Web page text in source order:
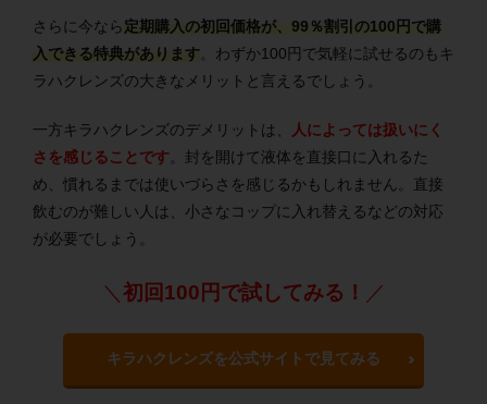
さらに今なら定期購入の初回価格が、99％割引の100円で購
入できる特典があります 。わずか100円で気軽に試せるのもキ
ラハクレンズの大きなメリットと言えるでしょう。
一方キラハクレンズのデメリットは、
人によっては扱いにく
さを感じることです 。封を開けて液体を直接口に入れるた
め、慣れるまでは使いづらさを感じるかもしれません。直接
飲むのが難しい人は、小さなコップに入れ替えるなどの対応
が必要でしょう。
＼ 初回100円で試してみる！ ／
キラハクレンズを公式サイトで見てみる